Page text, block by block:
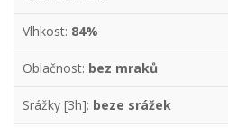
Vlhkost: 84%
Oblačnost: bez mraků
Srážky [3h]: beze srážek